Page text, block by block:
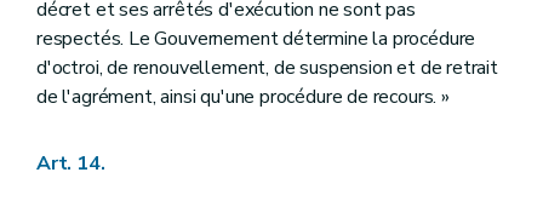
décret et ses arrêtés d'exécution ne sont pas
respectés. Le Gouvernement détermine la procédure
d'octroi, de renouvellement, de suspension et de retrait
de l'agrément, ainsi qu'une procédure de recours. »
Art. 14.